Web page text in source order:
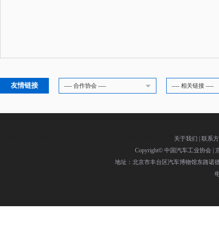
友情链接 ---- 合作协会 ---- ---- 相关链接 ----
关于我们
联系
Copyright© 中国汽车工业协会
地址：北京市丰台区汽车博物馆东路诺